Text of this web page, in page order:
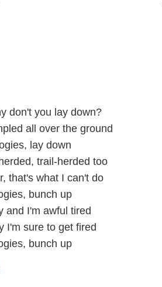
don't you lay down?
all over the ground
lay down
trail-herded too
that's what I can't do
bunch up
and I'm awful tired
I'm sure to get fired
bunch up